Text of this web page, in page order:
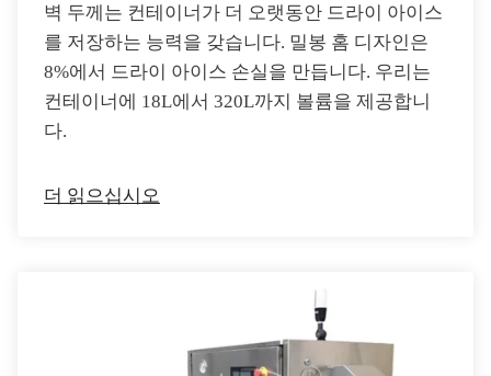
벽 두께는 컨테이너가 더 오랫동안 드라이 아이스
를 저장하는 능력을 갖습니다. 밀봉 홈 디자인은
8%에서 드라이 아이스 손실을 만듭니다. 우리는
컨테이너에 18L에서 320L까지 볼륨을 제공합니
다.
더 읽으십시오